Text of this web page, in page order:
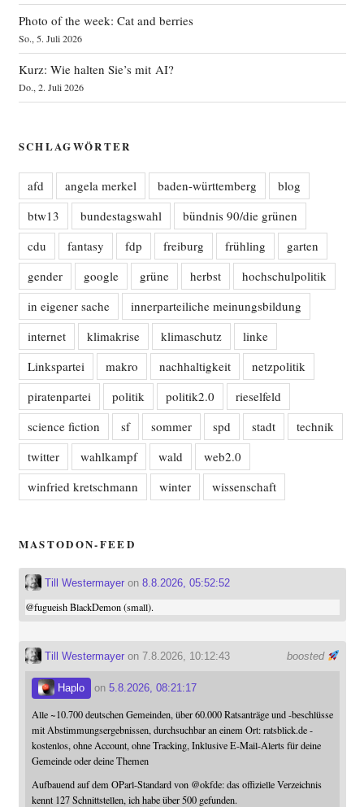
Photo of the week: Cat and berries
So., 5. Juli 2026
Kurz: Wie halten Sie’s mit AI?
Do., 2. Juli 2026
SCHLAGWÖRTER
afd angela merkel baden-württemberg
blog
btw13
bundestagswahl
bündnis 90/die grünen
cdu
fantasy fdp freiburg frühling
garten
gender
google grüne herbst
hochschulpolitik
in eigener sache
innerparteiliche meinungsbildung
internet
klimakrise klimaschutz
linke
Linkspartei
makro nachhaltigkeit
netzpolitik
piratenpartei
politik politik2.0
rieselfeld
science fiction
sf sommer spd stadt
technik
twitter
wahlkampf wald
web2.0
winfried kretschmann
winter wissenschaft
MASTODON-FEED
Till Westermayeron 8.8.2026, 05:52:52
@fugueishBlackDemon (small).
boosted
Till Westermayeron 7.8.2026, 10:12:43
Haplo on 5.8.2026, 08:21:17
Alle ~10.700 deutschen Gemeinden, über 60.000 Ratsanträge und -beschlüsse
mit Abstimmungsergebnissen, durchsuchbar an einem Ort: ratsblick.de -
kostenlos, ohne Account, ohne Tracking, Inklusive E-Mail-Alerts für deine
Gemeinde oder deine Themen
Aufbauend auf dem OParl-Standard von @okfde: das offizielle Verzeichnis
kennt 127 Schnittstellen, ich habe über 500 gefunden.